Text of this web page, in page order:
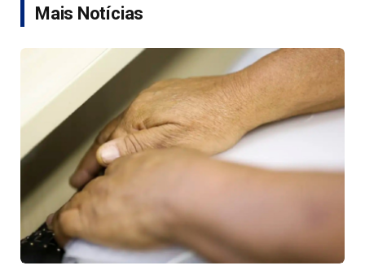
Mais Notícias